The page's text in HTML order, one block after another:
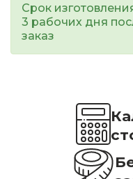
Срок
3 рабочих дня
заказ